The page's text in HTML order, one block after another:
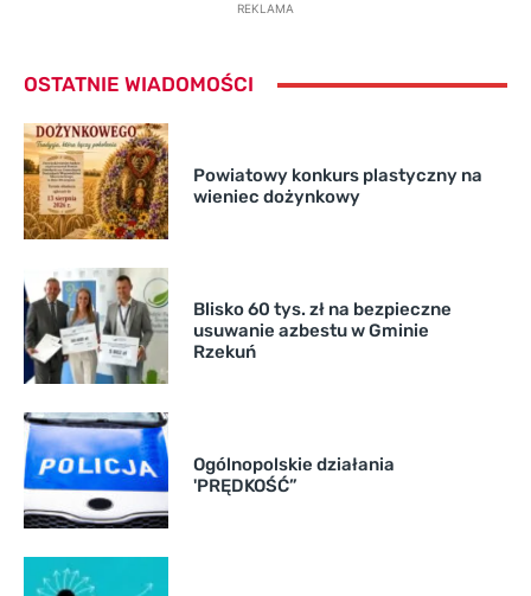
REKLAMA
OSTATNIE WIADOMOŚCI
Powiatowy konkurs plastyczny na
wieniec dożynkowy
Blisko 60 tys. zł na bezpieczne
usuwanie azbestu w Gminie
Rzekuń
Ogólnopolskie działania
'PRĘDKOŚĆ”